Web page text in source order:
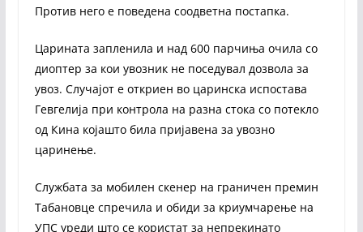
Против него е поведена соодветна постапка.
Царината запленила и над 600 парчиња очила со
диоптер за кои увозник не поседувал дозвола за
увоз. Случајот е откриен во царинска испостава
Гевгелија при контрола на разна стока со потекло
од Кина којашто била пријавена за увозно
царинење.
Службата за мобилен скенер на граничен премин
Табановце спречила и обиди за криумчарење на
УПС уреди што се користат за непрекинато